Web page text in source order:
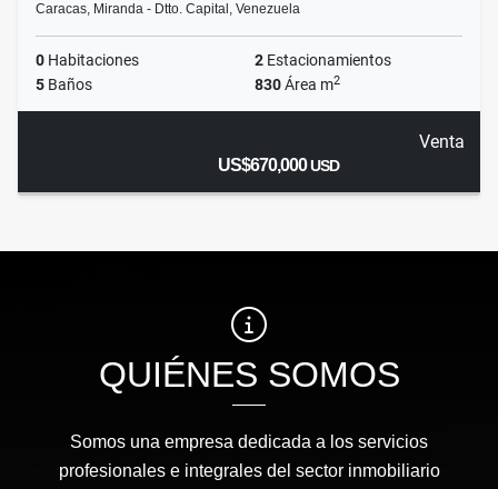
Caracas, Miranda - Dtto. Capital, Venezuela
0 Habitaciones 2 Estacionamientos
5 Baños 830Área m2
Venta
US$670,000USD
QUIÉNES SOMOS
Somos una empresa dedicada a los servicios
profesionales e integrales del sector inmobiliario